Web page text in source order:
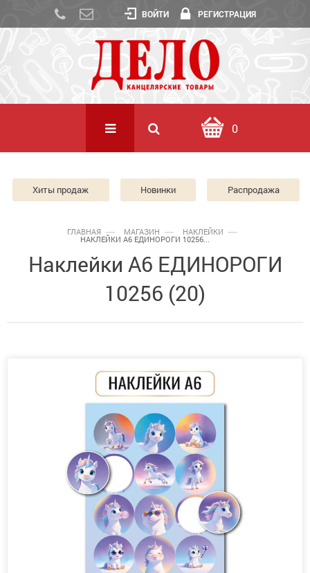
ВОЙТИ РЕГИСТРАЦИЯ
0
Хиты продаж Новинки Распродажа
ГЛАВНАЯ МАГАЗИН НАКЛЕЙКИ
НАКЛЕЙКИ А6 ЕДИНОРОГИ 10256...
Наклейки А6 ЕДИНОРОГИ
10256 (20)